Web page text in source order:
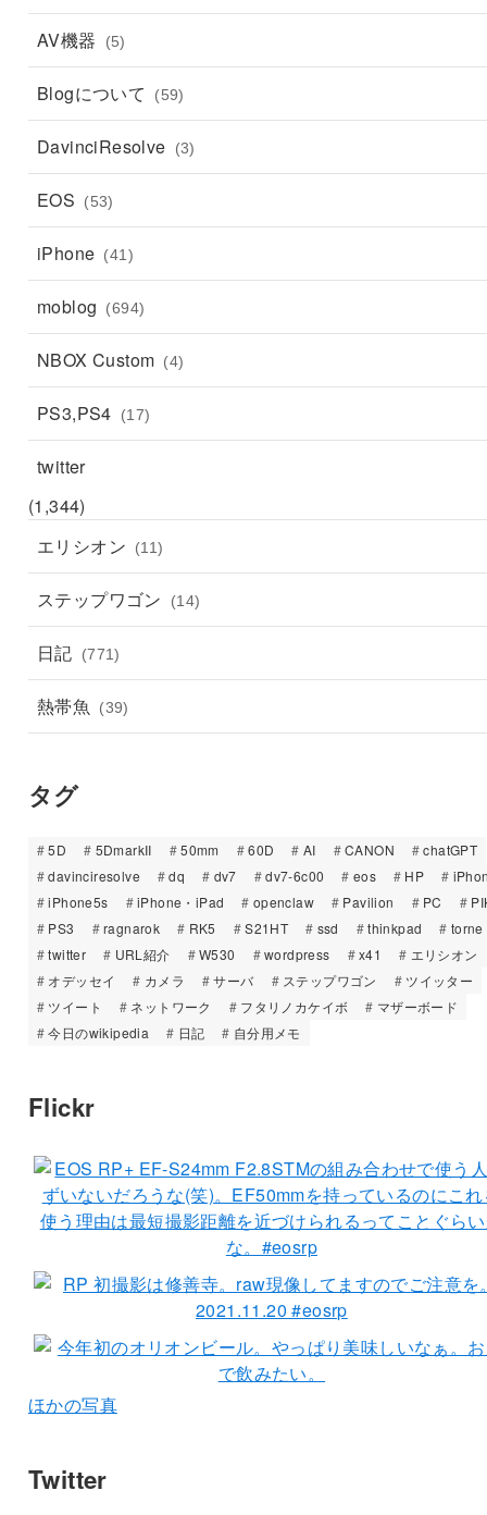
AV機器 (5)
Blogについて (59)
DavinciResolve (3)
EOS (53)
iPhone (41)
moblog (694)
NBOX Custom (4)
PS3,PS4 (17)
twitter
(1,344)
エリシオン
(11)
ステップワゴン (14)
日記 (771)
熱帯魚 (39)
タグ
5D 5DmarkII 50mm 60D AI CANON
chatGPT
davinciresolve
dq dv7 dv7-6c00 eos HP
iPhone5s
iPhone・iPad openclaw Pavilion PC
PS3
ragnarok RK5 S21HT ssd thinkpad
torne
twitter
URL紹介 W530 wordpress x41
エリシオン
オデッセイ
カメラ サーバ ステップワゴン
ツイッター
ツイート
ネットワーク フタリノカケイボ
マザーボード
今日のwikipedia
日記 自分用メモ
Flickr
ほかの写真
Twitter